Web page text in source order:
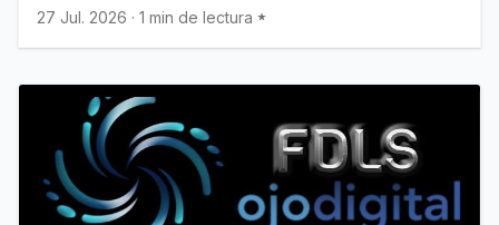
27 Jul. 2026 · 1 min de lectura